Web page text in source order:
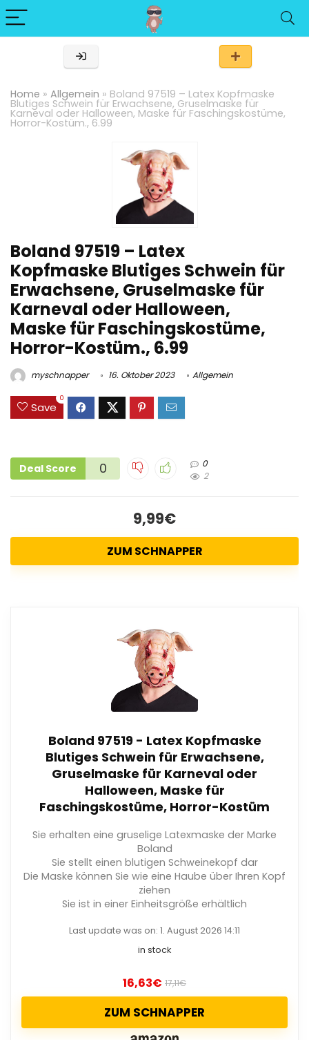
Home » Allgemein » Boland 97519 – Latex Kopfmaske
Blutiges Schwein für Erwachsene, Gruselmaske für
Karneval oder Halloween, Maske für Faschingskostüme,
Horror-Kostüm., 6.99
Boland 97519 – Latex
Kopfmaske Blutiges Schwein für
Erwachsene, Gruselmaske für
Karneval oder Halloween,
Maske für Faschingskostüme,
Horror-Kostüm., 6.99
myschnapper 16. Oktober 2023 Allgemein
Save
0
Deal Score 0
0
2
9,99€
ZUM SCHNAPPER
Boland 97519 - Latex Kopfmaske
Blutiges Schwein für Erwachsene,
Gruselmaske für Karneval oder
Halloween, Maske für
Faschingskostüme, Horror-Kostüm
Sie erhalten eine gruselige Latexmaske der Marke
Boland
Sie stellt einen blutigen Schweinekopf dar
Die Maske können Sie wie eine Haube über Ihren Kopf
ziehen
Sie ist in einer Einheitsgröße erhältlich
Last update was on: 1. August 2026 14:11
in stock
16,63€ 17,11€
ZUM SCHNAPPER